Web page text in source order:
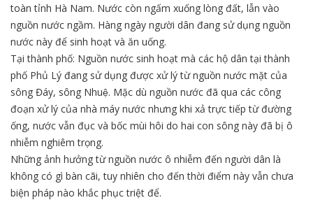
toàn tỉnh Hà Nam. Nước còn ngấm xuống lòng đất, lẫn vào
nguồn nước ngầm. Hàng ngày người dân đang sử dụng nguồn
nước này để sinh hoạt và ăn uống.
Tại thành phố: Nguồn nước sinh hoạt mà các hộ dân tại thành
phố Phủ Lý đang sử dụng được xử lý từ nguồn nước mặt của
sông Đáy, sông Nhuệ. Mặc dù nguồn nước đã qua các công
đoạn xử lý của nhà máy nước nhưng khi xả trực tiếp từ đường
ống, nước vẫn đục và bốc mùi hôi do hai con sông này đã bị ô
nhiễm nghiêm trọng.
Những ảnh hưởng từ nguồn nước ô nhiễm đến người dân là
không có gì bàn cãi, tuy nhiên cho đến thời điểm này vẫn chưa
biện pháp nào khắc phục triệt để.